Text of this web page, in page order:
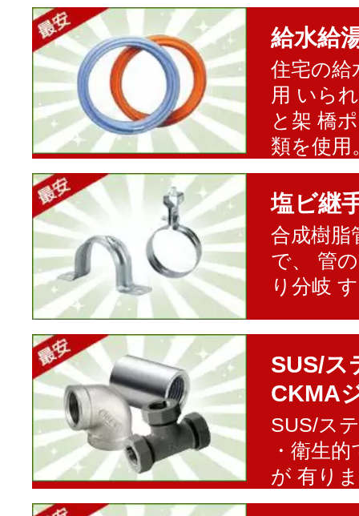
給水給
住宅の給
用 いら
と架 橋
類を使用
塩ビ継
合成樹脂
で、 管
り分岐
SUS/ス
CKMA
SUS/ス
・衛生
が 有り